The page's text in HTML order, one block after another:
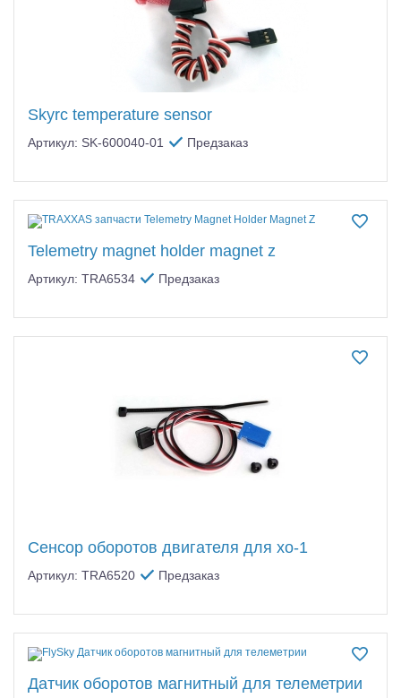
Skyrc temperature sensor
Артикул: SK-600040-01 Предзаказ
Telemetry magnet holder magnet z
Артикул: TRA6534 Предзаказ
Сенсор оборотов двигателя для хо-1
Артикул: TRA6520 Предзаказ
Датчик оборотов магнитный для телеметрии